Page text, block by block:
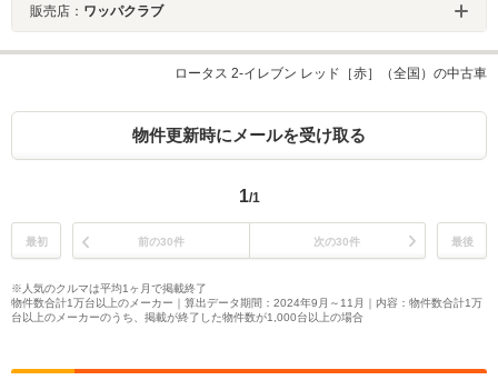
販売店： ワッパクラブ
ロータス 2-イレブン レッド［赤］（全国）の中古車
物件更新時にメールを受け取る
1/1
最初 前の30件 次の30件 最後
※人気のクルマは平均1ヶ月で掲載終了
物件数合計1万台以上のメーカー｜算出データ期間：2024年9月～11月｜内容：物件数合計1万
台以上のメーカーのうち、掲載が終了した物件数が1,000台以上の場合